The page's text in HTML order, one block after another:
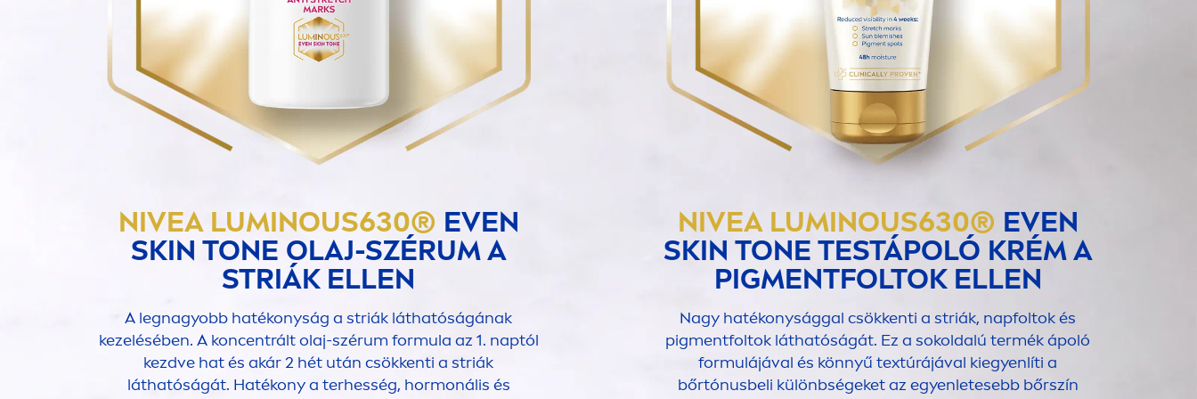
NIVEA LUMINOUS630® EVEN
SKIN TONE OLAJ-SZÉRUM A
STRIÁK ELLEN
A legnagyobb hatékonyság a striák láthatóságának
kezelésében. A koncentrált olaj-szérum formula az 1. naptól
kezdve hat és akár 2 hét után csökkenti a striák
láthatóságát. Hatékony a terhesség, hormonális és
NIVEA LUMINOUS630® EVEN
SKIN TONE TESTÁPOLÓ KRÉM A
PIGMENTFOLTOK ELLEN
Nagy hatékonysággal csökkenti a striák, napfoltok és
pigmentfoltok láthatóságát. Ez a sokoldalú termék ápoló
formulájával és könnyű textúrájával kiegyenlíti a
bőrtónusbeli különbségeket az egyenletesebb bőrszín